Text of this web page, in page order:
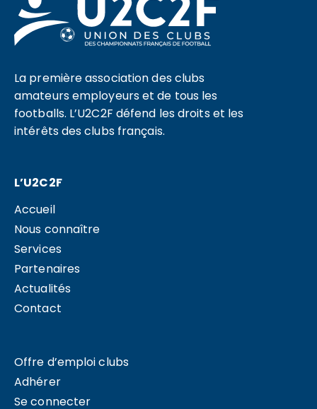
La première association des clubs
amateurs employeurs et de tous les
footballs. L’U2C2F défend les droits et les
intérêts des clubs français.
L’U2C2F
Accueil
Nous connaître
Services
Partenaires
Actualités
Contact
Offre d’emploi clubs
Adhérer
Se connecter